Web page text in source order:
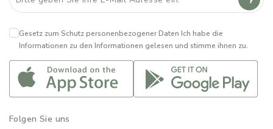
Gesetz zum Schutz personenbezogener Daten Ich habe die
Informationen zu den Informationen gelesen und stimme ihnen zu.
Folgen Sie uns